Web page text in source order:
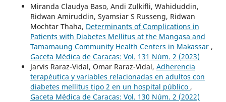
Miranda Claudya Baso, Andi Zulkifli, Wahiduddin,
Ridwan Amiruddin, Syamsiar S Russeng, Ridwan
Mochtar Thaha, Determinants of Complications in
Patients with Diabetes Mellitus at the Mangasa and
Tamamaung Community Health Centers in Makassar ,
Gaceta Médica de Caracas: Vol. 131 Núm. 2 (2023)
Jarvis Raraz-Vidal, Omar Raraz-Vidal, Adherencia
terapéutica y variables relacionadas en adultos con
diabetes mellitus tipo 2 en un hospital público ,
Gaceta Médica de Caracas: Vol. 130 Núm. 2 (2022)